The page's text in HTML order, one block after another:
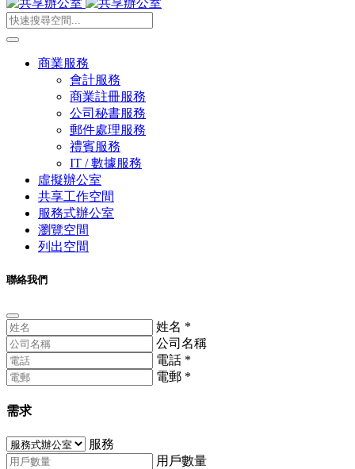
商業服務
會計服務
商業註冊服務
公司秘書服務
郵件處理服務
禮賓服務
IT / 數據服務
虛擬辦公室
共享工作空間
服務式辦公室
瀏覽空間
列出空間
聯絡我們
姓名 *
公司名稱
電話 *
電郵 *
需求
服務
用戶數量